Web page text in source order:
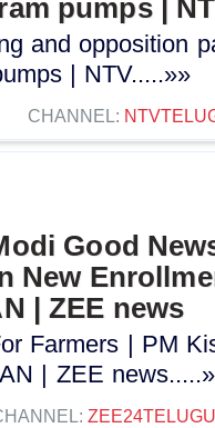
pumps |
and opposition
| NTV.....»»
CHANNEL:
Good
New
| ZEE news
Farmers | PM
| ZEE